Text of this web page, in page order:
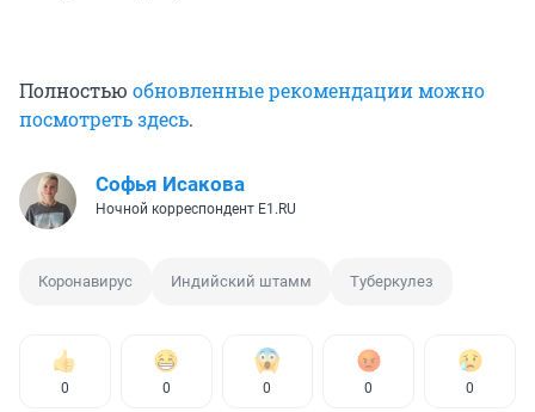
Полностью обновленные рекомендации можно
посмотреть здесь.
Софья Исакова
Ночной корреспондент E1.RU
Коронавирус Индийский штамм Туберкулез
0 0 0 0 0